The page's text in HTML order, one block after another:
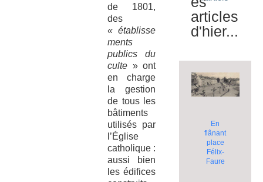
de 1801,
des
« établisse
ments
publics du
culte » ont
en charge
la gestion
de tous les
bâtiments
utilisés par
l’Église
catholique :
aussi bien
les édifices
articles
d'hier...
En
flânant
place
Félix-
Faure